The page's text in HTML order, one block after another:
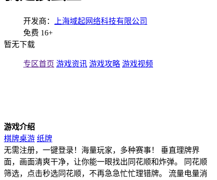
开发商：
上海域起网络科技有限公司
免费 16+
暂无下载
专区首页 游戏资讯 游戏攻略 游戏视频
游戏介绍
棋牌桌游 纸牌
无需注册，一键登录！海量玩家，多种赛事！ 垂直理牌界
面，画面清爽干净，让你能一眼找出同花顺和炸弹。 同花顺
筛选，点击秒选同花顺，不再急急忙忙理错牌。 流量电量消